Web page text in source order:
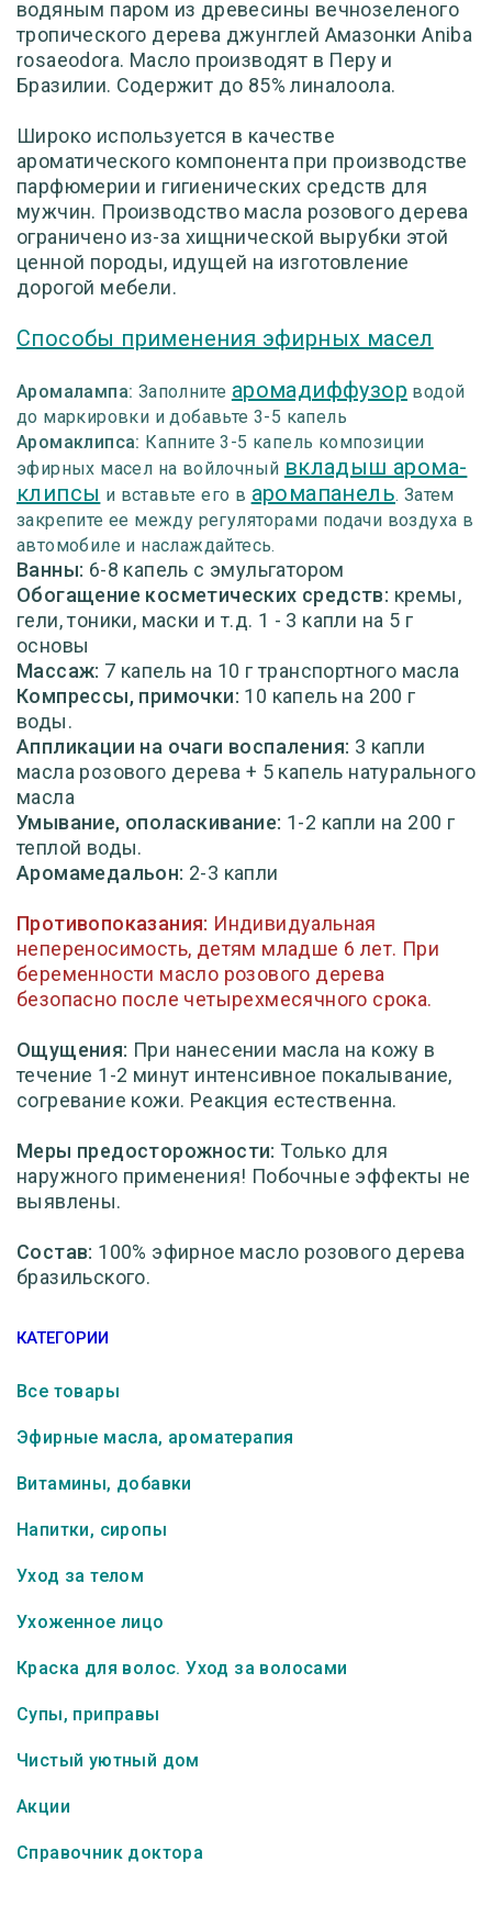
водяным паром из древесины вечнозеленого
тропического дерева джунглей Амазонки Aniba
rosaeodora. Масло производят в Перу и
Бразилии. Содержит до 85% линалоола.
Широко используется в качестве
ароматического компонента при производстве
парфюмерии и гигиенических средств для
мужчин. Производство масла розового дерева
ограничено из-за хищнической вырубки этой
ценной породы, идущей на изготовление
дорогой мебели.
Способы применения эфирных масел
Аромалампа: Заполните аромадиффузор водой
до маркировки и добавьте 3-5 капель
Аромаклипса: Капните 3-5 капель композиции
эфирных масел на войлочный вкладыш арома-
клипсы и вставьте его в аромапанель. Затем
закрепите ее между регуляторами подачи воздуха в
автомобиле и наслаждайтесь.
Ванны: 6-8 капель с эмульгатором
Обогащение косметических средств: кремы,
гели, тоники, маски и т.д. 1 - 3 капли на 5 г
основы
Массаж: 7 капель на 10 г транспортного масла
Компрессы, примочки: 10 капель на 200 г
воды.
Аппликации на очаги воспаления: 3 капли
масла розового дерева + 5 капель натурального
масла
Умывание, ополаскивание: 1-2 капли на 200 г
теплой воды.
Аромамедальон: 2-3 капли
Противопоказания: Индивидуальная
непереносимость, детям младше 6 лет. При
беременности масло розового дерева
безопасно после четырехмесячного срока.
Ощущения: При нанесении масла на кожу в
течение 1-2 минут интенсивное покалывание,
согревание кожи. Реакция естественна.
Меры предосторожности: Только для
наружного применения! Побочные эффекты не
выявлены.
Состав: 100% эфирное масло розового дерева
бразильского.
КАТЕГОРИИ
Все товары
Эфирные масла, ароматерапия
Витамины, добавки
Напитки, сиропы
Уход за телом
Ухоженное лицо
Краска для волос. Уход за волосами
Супы, приправы
Чистый уютный дом
Акции
Справочник доктора